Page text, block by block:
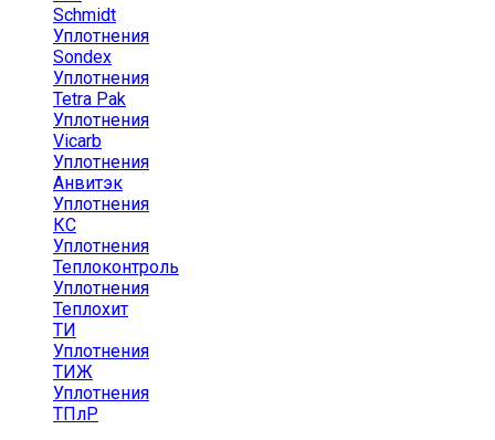
Schmidt
Уплотнения
Sondex
Уплотнения
Tetra Pak
Уплотнения
Vicarb
Уплотнения
Анвитэк
Уплотнения
КС
Уплотнения
Теплоконтроль
Уплотнения
Теплохит
ТИ
Уплотнения
ТИЖ
Уплотнения
ТПлР